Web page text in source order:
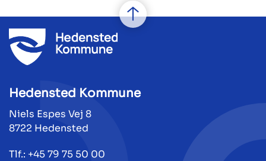
Hedensted Kommune
Niels Espes Vej 8
8722 Hedensted
Tlf.: +45 79 75 50 00